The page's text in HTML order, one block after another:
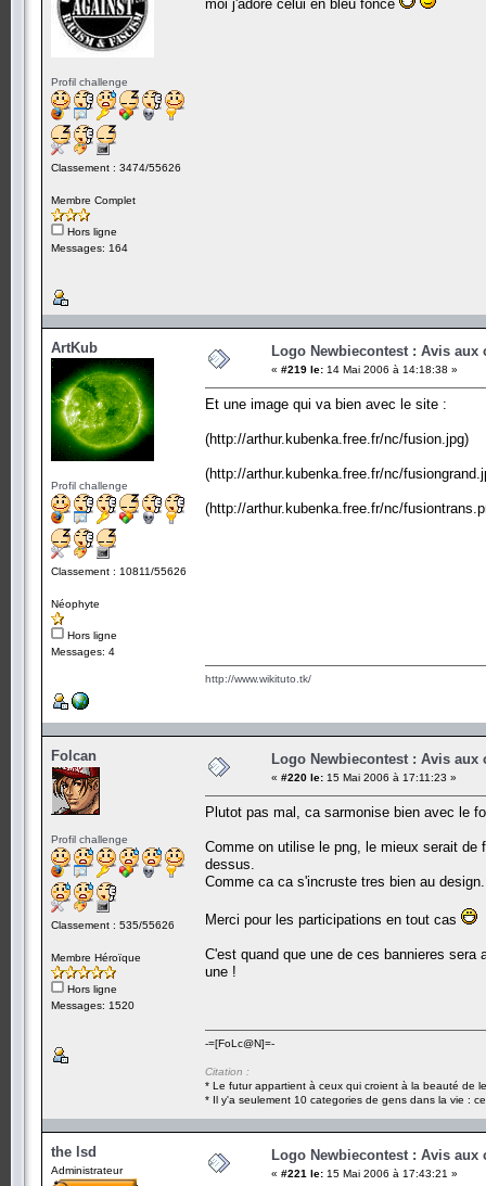
Profil challenge
Classement : 3474/55626
Membre Complet
Hors ligne
Messages: 164
moi j'adore celui en bleu foncé
ArtKub
Profil challenge
Classement : 10811/55626
Néophyte
Hors ligne
Messages: 4
Logo Newbiecontest : Avis aux
« #219 le: 14 Mai 2006 à 14:18:38 »
Et une image qui va bien avec le site :
(http://arthur.kubenka.free.fr/nc/fusion.jpg)
(http://arthur.kubenka.free.fr/nc/
(http://arthur.kubenka.free.fr/nc/
http://www.wikituto.tk/
Folcan
Profil challenge
Classement : 535/55626
Membre Héroïque
Hors ligne
Messages: 1520
Logo Newbiecontest : Avis aux
« #220 le: 15 Mai 2006 à 17:11:23 »
Plutot pas mal, ca sarmonise bien avec le
Comme on utilise le png, le mieux serait de
dessus.
Comme ca ca s'incruste tres bien au design.
Merci pour les participations en tout cas
C'est quand que une de ces bannieres
une !
-=[FoLc@N]=-
Citation :
* Le futur appartient à ceux qui croient à la beauté de
* Il y'a seulement 10 categories de gens dans la vie :
the lsd
Administrateur
Logo Newbiecontest : Avis aux
« #221 le: 15 Mai 2006 à 17:43:21 »